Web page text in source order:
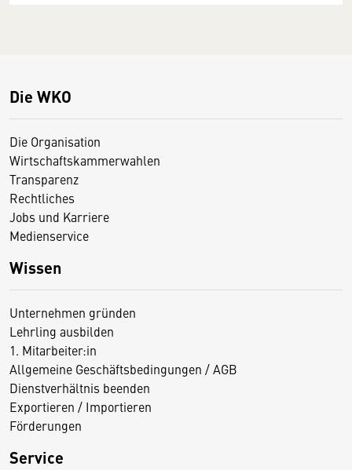
Die WKO
Die Organisation
Wirtschaftskammerwahlen
Transparenz
Rechtliches
Jobs und Karriere
Medienservice
Wissen
Unternehmen gründen
Lehrling ausbilden
1. Mitarbeiter:in
Allgemeine Geschäftsbedingungen / AGB
Dienstverhältnis beenden
Exportieren / Importieren
Förderungen
Service